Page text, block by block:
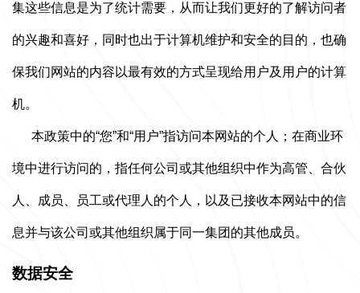
集这些信息是为了统计需要，从而让我们更好的了解访问者
的兴趣和喜好，同时也出于计算机维护和安全的目的，也确
保我们网站的内容以最有效的方式呈现给用户及用户的计算
机。
本政策中的“您”和“用户”指访问本网站的个人；在商业环
境中进行访问的，指任何公司或其他组织中作为高管、合伙
人、成员、员工或代理人的个人，以及已接收本网站中的信
息并与该公司或其他组织属于同一集团的其他成员。
数据安全